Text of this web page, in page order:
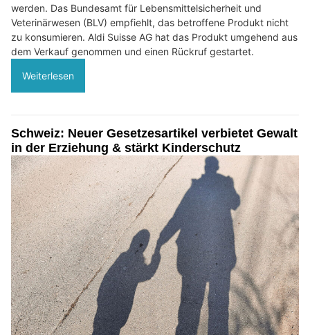
werden. Das Bundesamt für Lebensmittelsicherheit und
Veterinärwesen (BLV) empfiehlt, das betroffene Produkt nicht
zu konsumieren. Aldi Suisse AG hat das Produkt umgehend aus
dem Verkauf genommen und einen Rückruf gestartet.
Weiterlesen
Schweiz: Neuer Gesetzesartikel verbietet Gewalt
in der Erziehung & stärkt Kinderschutz